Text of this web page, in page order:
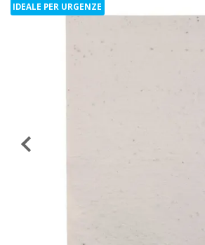
IDEALE PER URGENZE